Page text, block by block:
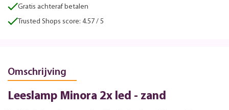
Gratis achteraf betalen
Trusted Shops score: 4.57 / 5
Omschrijving
Leeslamp Minora 2x led - zand